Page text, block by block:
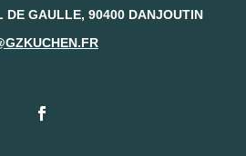
DE GAULLE, 90400 DANJOUTIN